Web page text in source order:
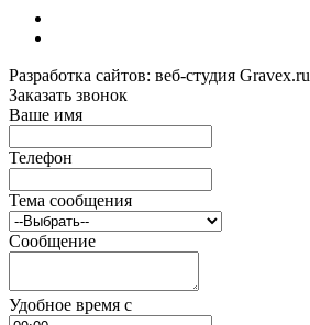
Разработка сайтов: веб-студия Gravex.ru
Заказать звонок
Ваше имя
Телефон
Тема сообщения
Сообщение
Удобное время c